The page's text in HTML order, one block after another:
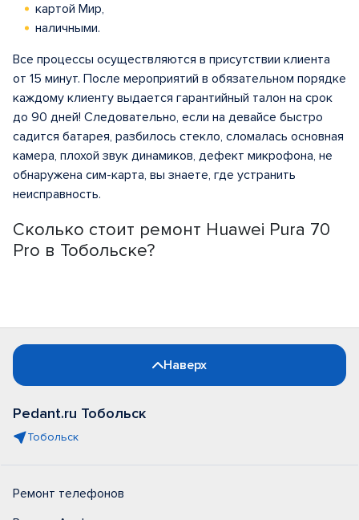
Сколько стоит ремонт Huawei Pura 70
Pro в Тобольске?
картой Мир,
наличными.
Все процессы осуществляются в присутствии клиента
от 15 минут. После мероприятий в обязательном порядке
каждому клиенту выдается гарантийный талон на срок
до 90 дней! Следовательно, если на девайсе быстро
садится батарея, разбилось стекло, сломалась основная
камера, плохой звук динамиков, дефект микрофона, не
обнаружена сим-карта, вы знаете, где устранить
неисправность.
Наверх
Pedant.ru Тобольск
Тобольск
Ремонт телефонов